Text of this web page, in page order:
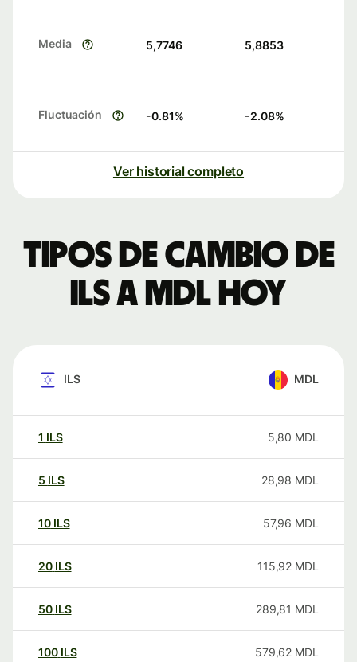
Media 5,7746 5,8853
Fluctuación -0.81% -2.08%
Ver historial completo
Tipos de cambio de
ILS a MDL hoy
ILS MDL
1 ILS 5,80 MDL
5 ILS 28,98 MDL
10 ILS 57,96 MDL
20 ILS 115,92 MDL
50 ILS 289,81 MDL
100 ILS 579,62 MDL